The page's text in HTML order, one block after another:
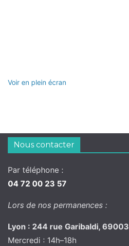
Voir en plein écran
Nous contacter
Par téléphone :
04 72 00 23 57
Lors de nos permanences :
Lyon : 244 rue Garibaldi, 69003
Mercredi : 14h–18h